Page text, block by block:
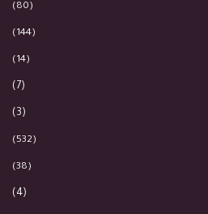
(80)
(144)
(14)
(7)
(3)
(532)
(38)
(4)